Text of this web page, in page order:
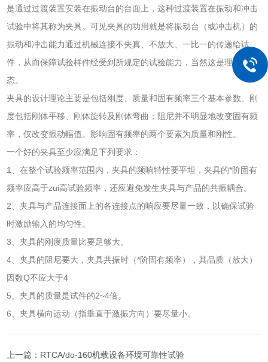
是通过过渡装置安装在振动台的台面上，这种过渡装置在振动和冲击
试验中将其称为夹具。可见夹具的功用就是将振动台（或冲击机）的
振动和冲击能力通过机械连接不失真、不放大、一比一的传递给试
件，从而保障试验样件经受到所规定的试验能力，当然这是理想状
态。
夹具的设计理论主要是包括刚度、质量和固有频率三个基本参数。刚
度包括刚体平移、刚体旋转及刚体弯曲；阻尼并不明显地改变固有频
率，仅改变振动幅值。影响固有频率的两个要素为质量和刚性。
一个好的夹具至少应满足下列要求：
1、在整个试验频率范围内，夹具的频响特性要平坦，夹具的*阶固有
频率应高于zui高试验频率，还应避免发生夹具与产品的共振耦合。
2、夹具与产品连接面上的各连接点的响应要尽量一致，以确保试验
时激励输入的均匀性。
3、夹具的刚度质量比要足够大。
4、夹具的阻尼要大，夹具共振时（*阶固有频率），其品质（放大）
因数Q不应大于4
5、夹具的质量是试件的2~4倍。
6、夹具横向运动（指垂直于激振方向）要尽量小。
上一篇： RTCA/do-160机载设备环境可靠性试验